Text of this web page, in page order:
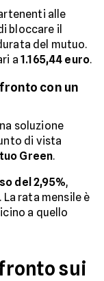
alle
bloccare il
del mutuo.
a1.165,44 euro.
con un
soluzione
di vista
Green.
del 2,95%,
. La rata mensile è
a quello
sui